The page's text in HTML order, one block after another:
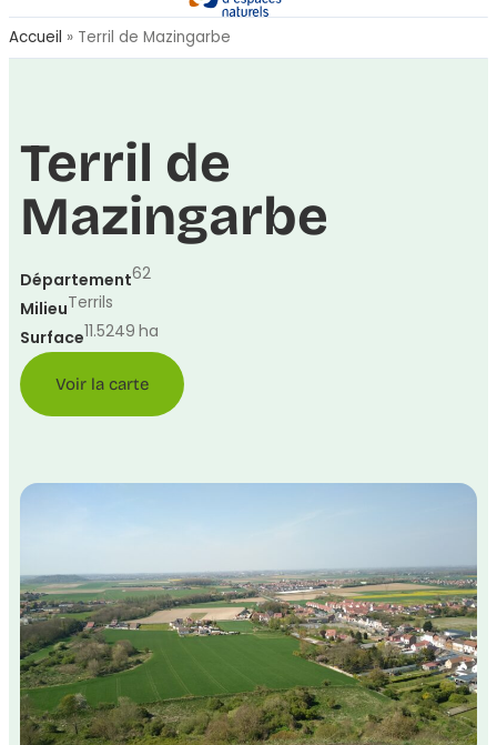
Accueil » Terril de Mazingarbe
Terril de
Mazingarbe
Département62
MilieuTerrils
Surface11.5249 ha
Voir la carte